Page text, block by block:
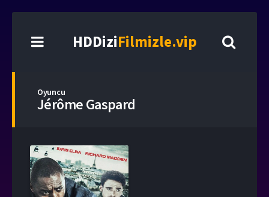
HDDiziFilmizle.vip
Oyuncu
Jérôme Gaspard